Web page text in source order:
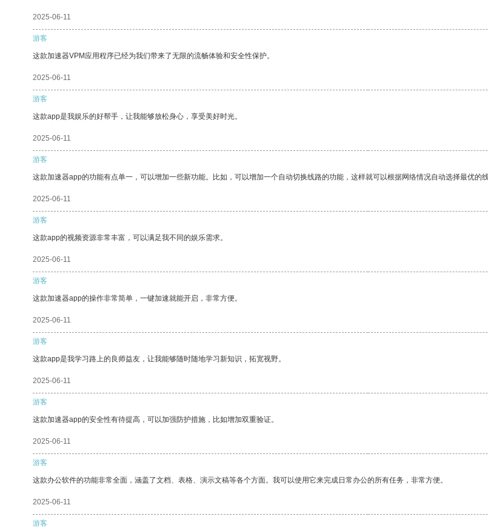
2025-06-11
游客
这款加速器VPM应用程序已经为我们带来了无限的流畅体验和安全性保护。
2025-06-11
游客
这款app是我娱乐的好帮手，让我能够放松身心，享受美好时光。
2025-06-11
游客
这款加速器app的功能有点单一，可以增加一些新功能。比如，可以增加一个自动切换线路的功能，这样就可以根据网络情况自动选择最优的
2025-06-11
游客
这款app的视频资源非常丰富，可以满足我不同的娱乐需求。
2025-06-11
游客
这款加速器app的操作非常简单，一键加速就能开启，非常方便。
2025-06-11
游客
这款app是我学习路上的良师益友，让我能够随时随地学习新知识，拓宽视野。
2025-06-11
游客
这款加速器app的安全性有待提高，可以加强防护措施，比如增加双重验证。
2025-06-11
游客
这款办公软件的功能非常全面，涵盖了文档、表格、演示文稿等各个方面。我可以使用它来完成日常办公的所有任务，非常方便。
2025-06-11
游客